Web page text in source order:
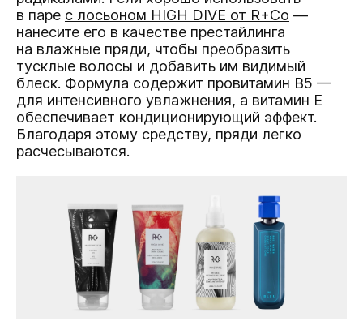
в паре с лосьоном HIGH DIVE от R+Co —
нанесите его в качестве престайлинга
на влажные пряди, чтобы преобразить
тусклые волосы и добавить им видимый
блеск. Формула содержит провитамин B5 —
для интенсивного увлажнения, а витамин Е
обеспечивает кондиционирующий эффект.
Благодаря этому средству, пряди легко
расчесываются.